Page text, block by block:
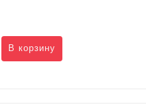
В корзину